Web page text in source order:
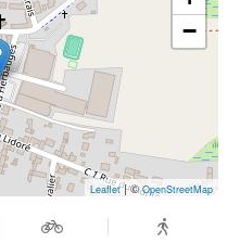
−
Leaflet| ©OpenStreetMap